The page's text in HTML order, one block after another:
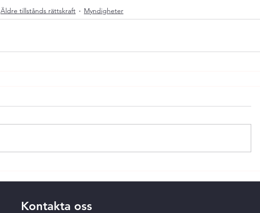
Äldre tillstånds rättskraft Myndigheter
Kontakta oss